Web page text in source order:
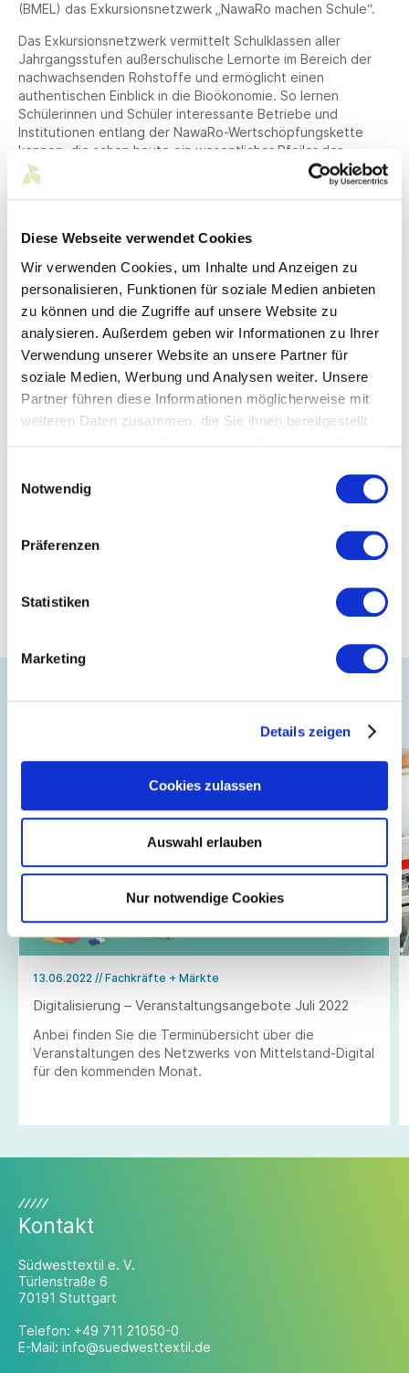
Diese Webseite verwendet Cookies
Wir verwenden Cookies, um Inhalte und Anzeigen zu
personalisieren, Funktionen für soziale Medien anbieten
zu können und die Zugriffe auf unsere Website zu
analysieren. Außerdem geben wir Informationen zu Ihrer
Verwendung unserer Website an unsere Partner für
soziale Medien, Werbung und Analysen weiter. Unsere
Partner führen diese Informationen möglicherweise mit
weiteren Daten zusammen, die Sie ihnen bereitgestellt
Notwendig
Präferenzen
Statistiken
Marketing
Details zeigen
Cookies zulassen
Auswahl erlauben
Nur notwendige Cookies
(BMEL) das Exkursionsnetzwerk „NawaRo machen Schule“.
Das Exkursionsnetzwerk vermittelt Schulklassen aller
Jahrgangsstufen außerschulische Lernorte im Bereich der
nachwachsenden Rohstoffe und ermöglicht einen
authentischen Einblick in die Bioökonomie. So lernen
Schülerinnen und Schüler interessante Betriebe und
Institutionen entlang der NawaRo-Wertschöpfungskette
kennen, die schon heute ein wesentlicher Pfeiler der
biobasierten Wirtschaft sind oder spannende Pionierarbeit
leisten.
Mitarbeit möglichst vieler Betriebe angewiesen, die
gesamte energetische und stoffliche Bandbreite der
Bioökonomie abzubilden, von der Land- und Forstwirtschaft
über die Verarbeitung und Veredelung bis hin zur Forschung
und Entwicklung.
Ab Frühjahr 2022 wird das Projekt deutschlandweit an
Schulen beworben.
Wie können Sie mitmachen?
Registrieren Sie sich jetzt kostenfrei als Exkursionsort
exkursion@fnr.de
13.06.2022 // Fachkräfte + Märkte
Digitalisierung – Veranstaltungsangebote Juli 2022
Anbei finden Sie die Terminübersicht über die
Veranstaltungen des Netzwerks von Mittelstand-Digital
für den kommenden Monat.
Kontakt
Südwesttextil e. V.
Türlenstraße 6
70191 Stuttgart
Telefon: +49 711 21050-0
E-Mail: info@suedwesttextil.de